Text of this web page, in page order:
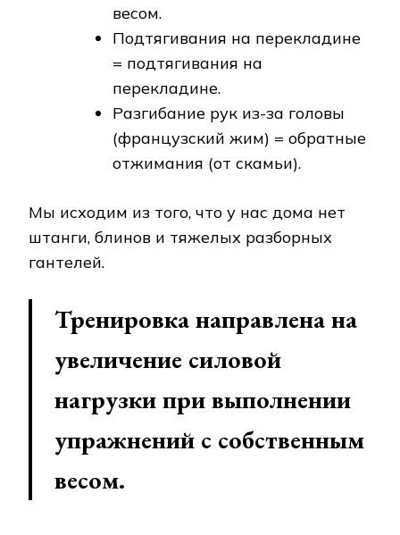
весом.
Подтягивания на перекладине
= подтягивания на
перекладине.
Разгибание рук из-за головы
(французский жим) = обратные
отжимания (от скамьи).
Мы исходим из того, что у нас дома нет
штанги, блинов и тяжелых разборных
гантелей.
Тренировка направлена на
увеличение силовой
нагрузки при выполнении
упражнений с собственным
весом.